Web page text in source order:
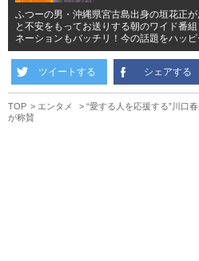
ふつーの男・沖縄県宮古島出身の垣花正
と不安をもってお送りする朝のワイド番
ネーションもバッチリ！今の話題をハッ
ツイートする シェアする
TOP エンタメ
“愛する人を応援する”川口
が称賛